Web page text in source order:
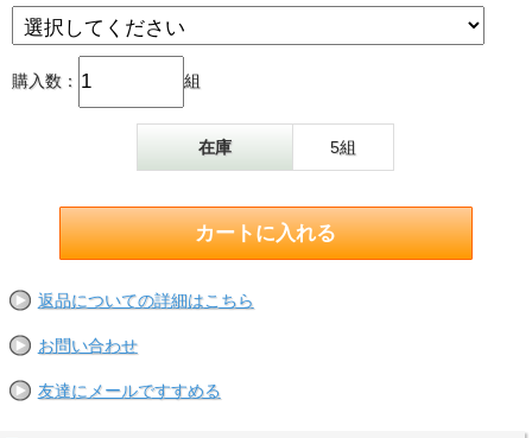
購入数： 組
在庫 5組
返品についての詳細はこちら
お問い合わせ
友達にメールですすめる